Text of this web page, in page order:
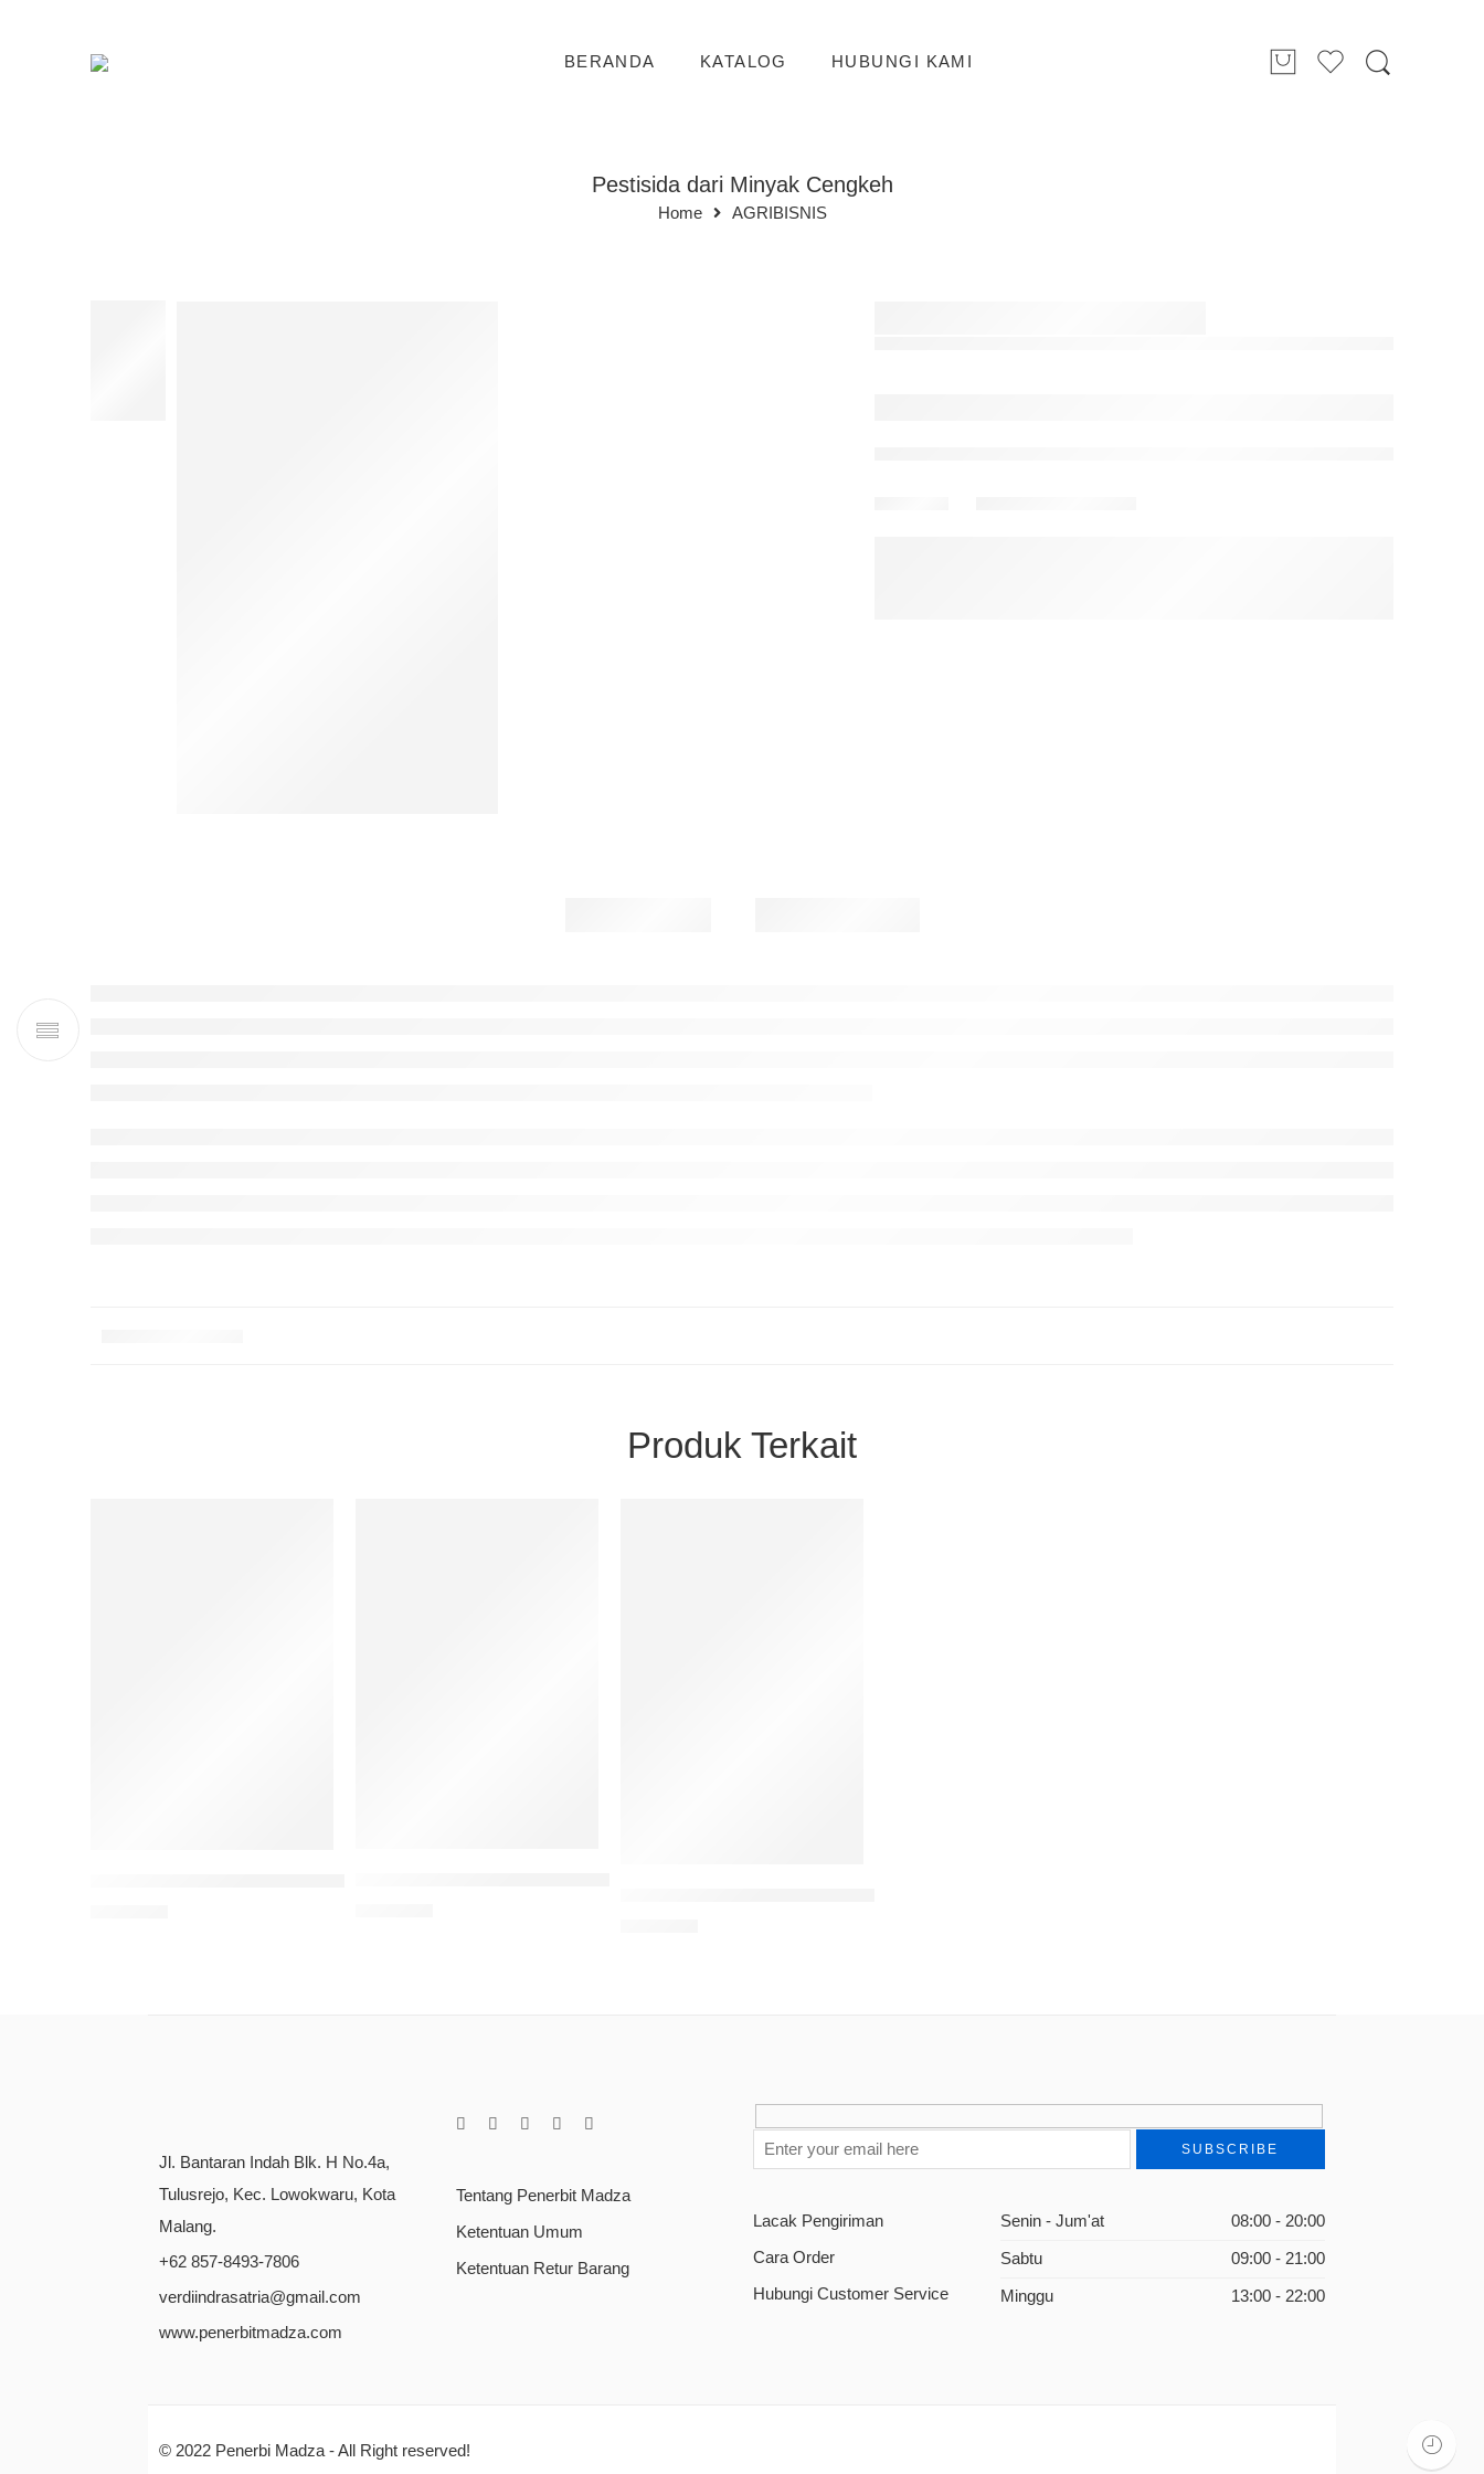
BERANDA KATALOG HUBUNGI KAMI
Pestisida dari Minyak Cengkeh
Home AGRIBISNIS
Produk Terkait
Jl. Bantaran Indah Blk. H No.4a,
Tulusrejo, Kec. Lowokwaru, Kota
Malang.
+62 857-8493-7806
verdiindrasatria@gmail.com
www.penerbitmadza.com
Tentang Penerbit Madza
Ketentuan Umum
Ketentuan Retur Barang
Lacak Pengiriman
Cara Order
Hubungi Customer Service
Senin - Jum'at 08:00 - 20:00
Sabtu 09:00 - 21:00
Minggu 13:00 - 22:00
© 2022 Penerbi Madza - All Right reserved!